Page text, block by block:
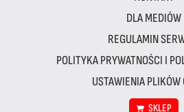
DLA MEDIÓW
REGULAMIN
POLITYKA PRYWATNOŚCI I
USTAWIENIA PLIKÓW
SKLEP